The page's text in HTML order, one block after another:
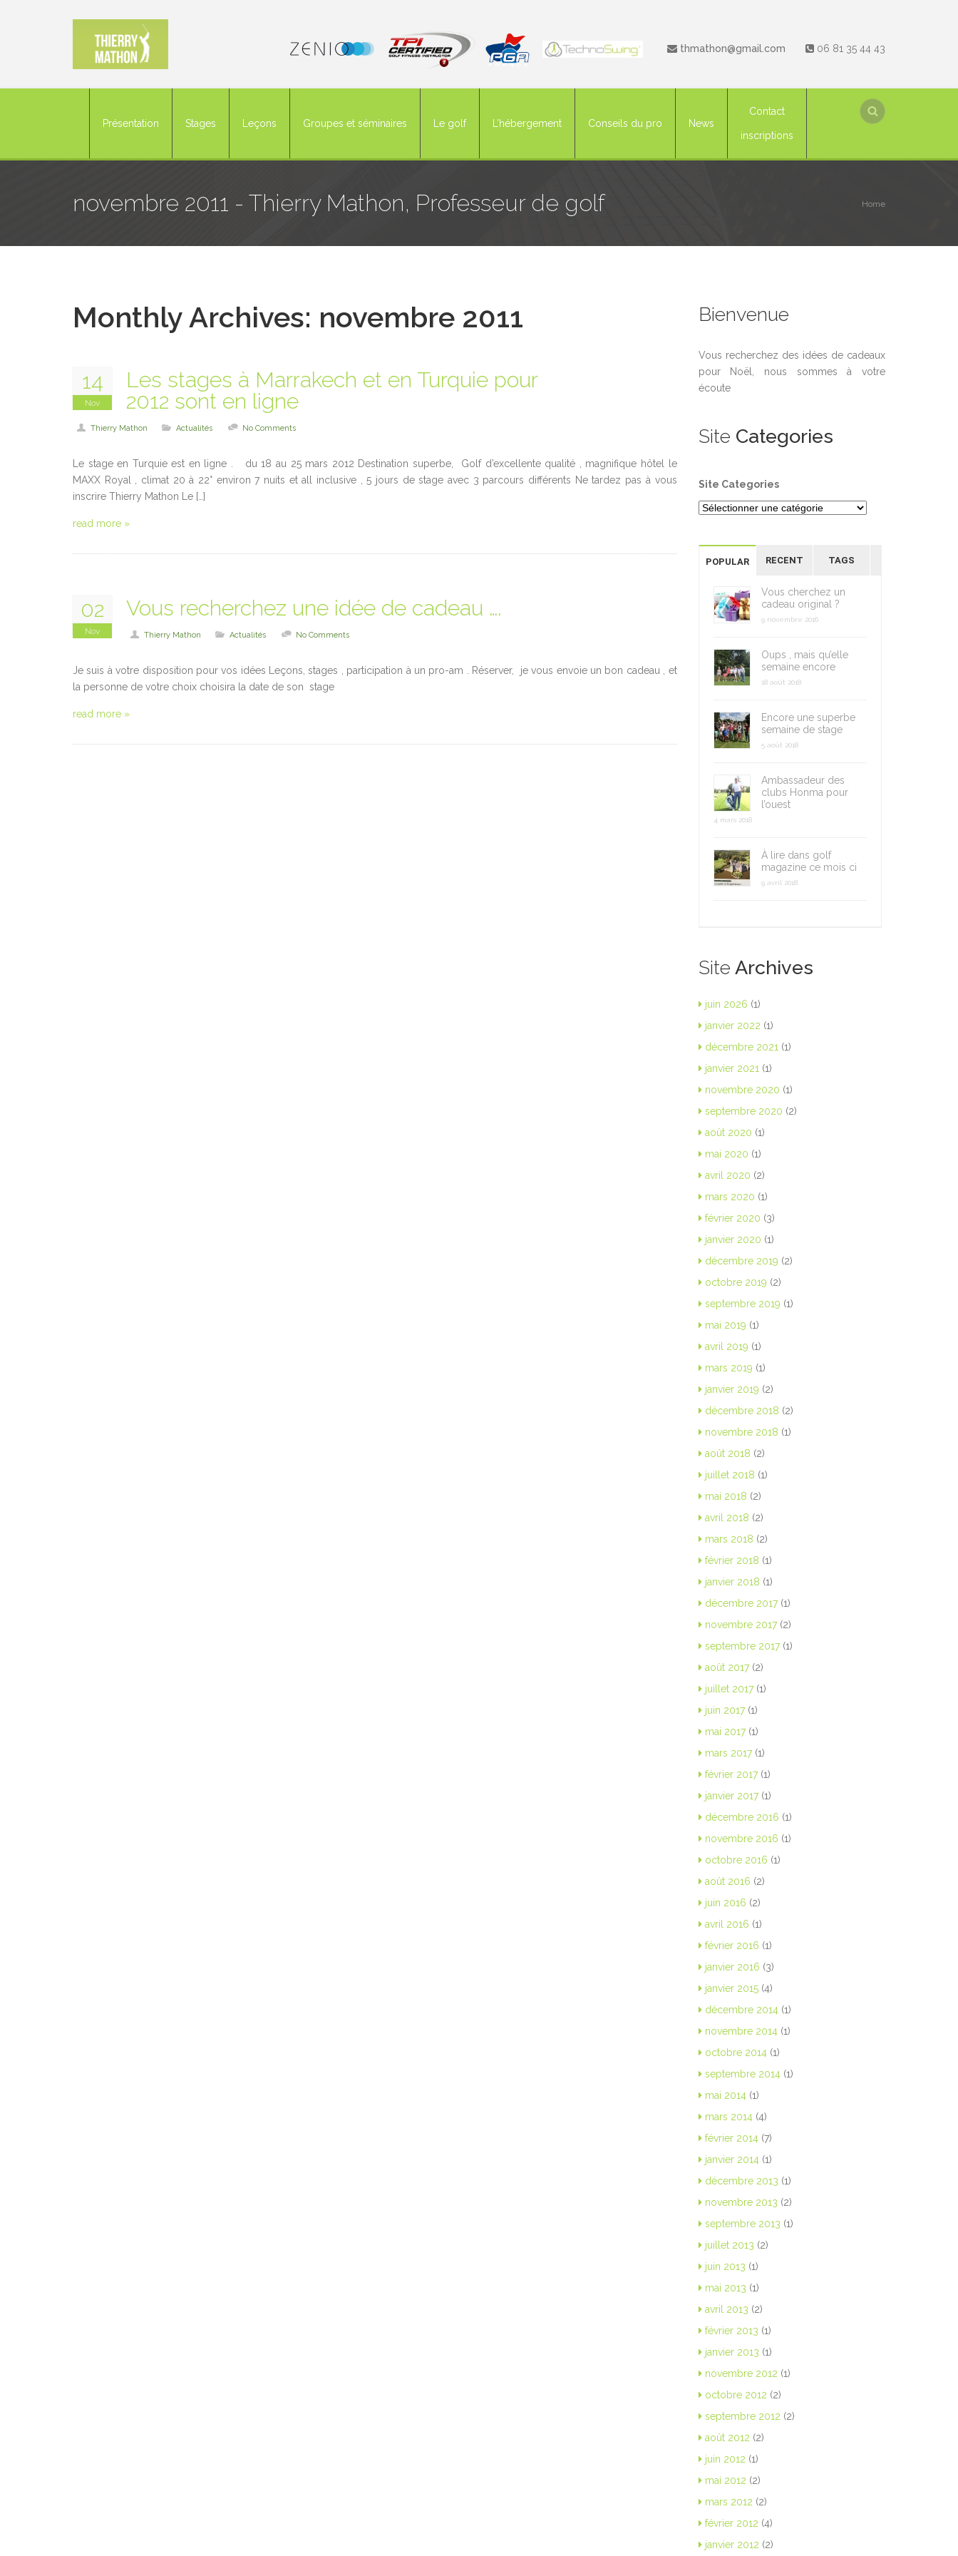
thmathon@gmail.com 06 81 35 44 43
Présentation Stages Leçons Groupes et séminaires Le golf L’hébergement Conseils du pro News
Contact
inscriptions
novembre 2011 - Thierry Mathon, Professeur de golf Home
Monthly Archives: novembre 2011
14
Nov
Les stages à Marrakech et en Turquie pour
2012 sont en ligne
Thierry Mathon Actualités No Comments
Le stage en Turquie est en ligne . du 18 au 25 mars 2012 Destination superbe, Golf d’excellente qualité , magnifique hôtel le
MAXX Royal , climat 20 à 22° environ 7 nuits et all inclusive , 5 jours de stage avec 3 parcours différents Ne tardez pas à vous
inscrire Thierry Mathon Le […]
read more »
02
Nov
Vous recherchez une idée de cadeau ….
Thierry Mathon Actualités No Comments
Je suis à votre disposition pour vos idées Leçons, stages , participation à un pro-am . Réserver, je vous envoie un bon cadeau , et
la personne de votre choix choisira la date de son stage
read more »
Bienvenue
Vous recherchez des idées de cadeaux
pour Noël, nous sommes à votre
écoute
Site Categories
Site Categories
POPULAR RECENT TAGS
Vous cherchez un
cadeau original ?
9 novembre 2016
Oups , mais qu’elle
semaine encore
18 août 2018
Encore une superbe
semaine de stage
5 août 2018
Ambassadeur des
clubs Honma pour
l’ouest
4 mars 2018
À lire dans golf
magazine ce mois ci
9 avril 2018
Site Archives
juin 2026 (1)
janvier 2022 (1)
décembre 2021 (1)
janvier 2021 (1)
novembre 2020 (1)
septembre 2020 (2)
août 2020 (1)
mai 2020 (1)
avril 2020 (2)
mars 2020 (1)
février 2020 (3)
janvier 2020 (1)
décembre 2019 (2)
octobre 2019 (2)
septembre 2019 (1)
mai 2019 (1)
avril 2019 (1)
mars 2019 (1)
janvier 2019 (2)
décembre 2018 (2)
novembre 2018 (1)
août 2018 (2)
juillet 2018 (1)
mai 2018 (2)
avril 2018 (2)
mars 2018 (2)
février 2018 (1)
janvier 2018 (1)
décembre 2017(1)
novembre 2017(2)
septembre 2017(1)
août 2017(2)
juillet 2017(1)
juin 2017(1)
mai 2017(1)
mars 2017(1)
février 2017(1)
janvier 2017(1)
décembre 2016 (1)
novembre 2016 (1)
octobre 2016 (1)
août 2016 (2)
juin 2016 (2)
avril 2016 (1)
février 2016 (1)
janvier 2016 (3)
janvier 2015(4)
décembre 2014(1)
novembre 2014(1)
octobre 2014(1)
septembre 2014(1)
mai 2014(1)
mars 2014(4)
février 2014(7)
janvier 2014(1)
décembre 2013 (1)
novembre 2013 (2)
septembre 2013 (1)
juillet 2013 (2)
juin 2013 (1)
mai 2013 (1)
avril 2013 (2)
février 2013 (1)
janvier 2013 (1)
novembre 2012 (1)
octobre 2012 (2)
septembre 2012 (2)
août 2012 (2)
juin 2012 (1)
mai 2012 (2)
mars 2012 (2)
février 2012 (4)
janvier 2012 (2)